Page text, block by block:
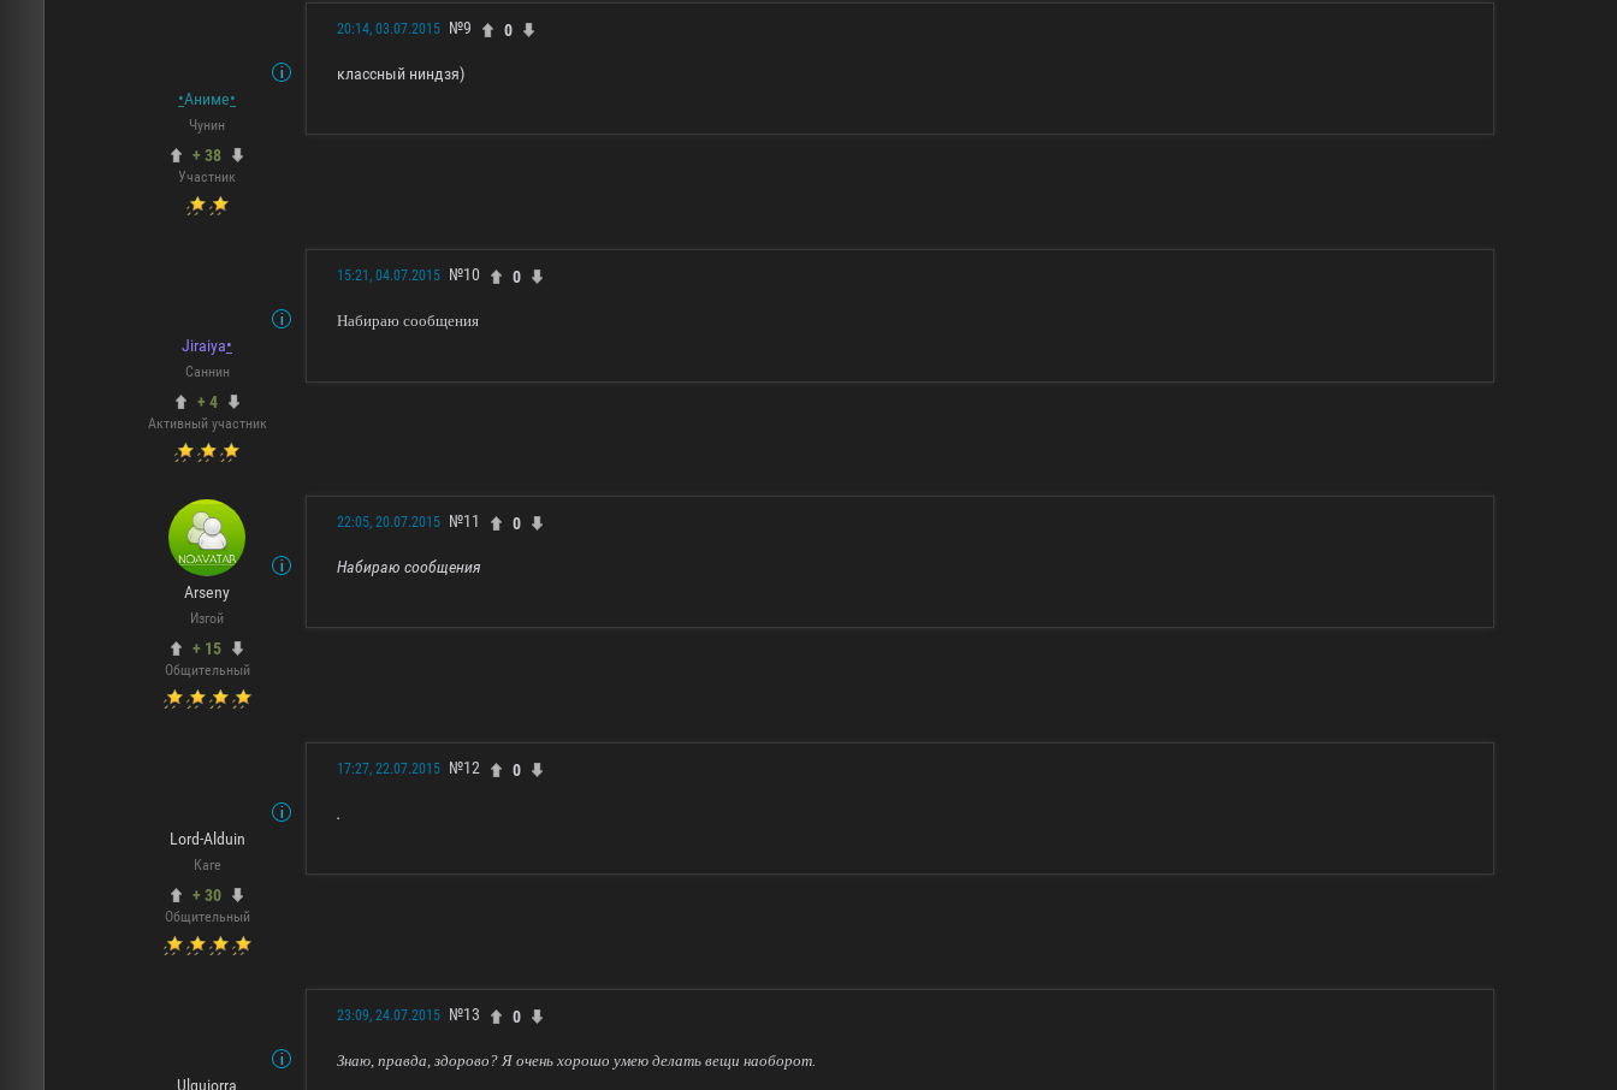
•Аниме•
Чунин
+ 38
Участник
20:14, 03.07.2015 №9 0
классный ниндзя)
Jiraiya•
Саннин
+ 4
Активный участник
15:21, 04.07.2015 №10 0
Набираю сообщения
Arseny
Изгой
+ 15
Общительный
22:05, 20.07.2015 №11 0
Набираю сообщения
Lord-Alduin
Каге
+ 30
Общительный
17:27, 22.07.2015 №12 0
.
Ulquiorra
23:09, 24.07.2015 №13 0
Знаю, правда, здорово? Я очень хорошо умею делать вещи наоборот.